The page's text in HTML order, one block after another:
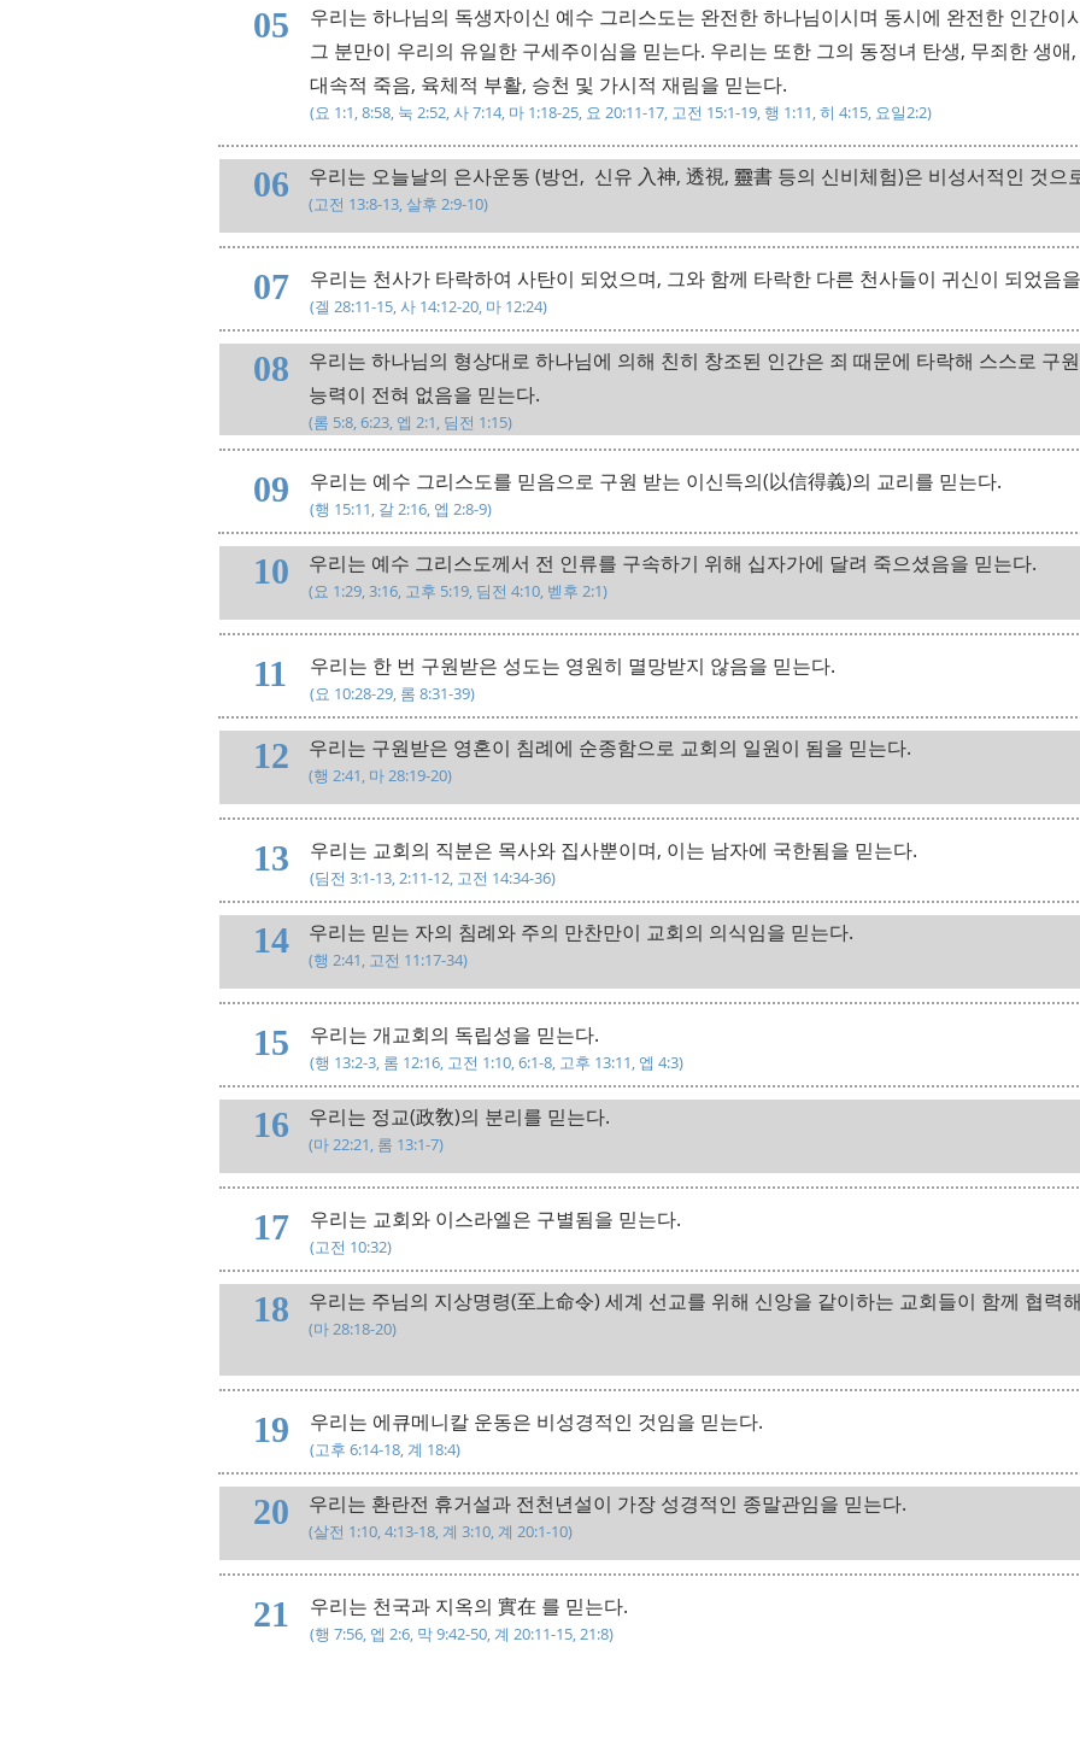
05
우리는 하나님의 독생자이신 예수 그리스도는 완전한 하나님이시며 동시에 완전한 인간이
그 분만이 우리의 유일한 구세주이심을 믿는다. 우리는 또한 그의 동정녀 탄생, 무죄한 생애,
대속적 죽음, 육체적 부활, 승천 및 가시적 재림을 믿는다.
​(요 1:1, 8:58, 눅 2:52, 사 7:14, 마 1:18-25, 요 20:11-17, 고전 15:1-19, 행 1:11, 히 4:15, 요일2:2)
우리는 오늘날의 은사운동 (방언, 신유 入神, 透視, 靈書 등의 신비체험)은 비성서적인 것으
​(고전 13:8-13, 살후 2:9-10)
06
07 우리는 천사가 타락하여 사탄이 되었으며, 그와 함께 타락한 다른 천사들이 귀신이 되었음
​(겔 28:11-15, 사 14:12-20, 마 12:24)
우리는 하나님의 형상대로 하나님에 의해 친히 창조된 인간은 죄 때문에 타락해 스스로 구
능력이 전혀 없음을 믿는다.
​(롬 5:8, 6:23, 엡 2:1, 딤전 1:15)
08
09 우리는 예수 그리스도를 믿음으로 구원 받는 이신득의(以信得義)의 교리를 믿는다.
​(행 15:11, 갈 2:16, 엡 2:8-9)
우리는 예수 그리스도께서 전 인류를 구속하기 위해 십자가에 달려 죽으셨음을 믿는다.
​(요 1:29, 3:16, 고후 5:19, 딤전 4:10, 벧후 2:1)
10
11 우리는 한 번 구원받은 성도는 영원히 멸망받지 않음을 믿는다.
​(요 10:28-29, 롬 8:31-39)
우리는 구원받은 영혼이 침례에 순종함으로 교회의 일원이 됨을 믿는다.
​(행 2:41, 마 28:19-20)
12
13 우리는 교회의 직분은 목사와 집사뿐이며, 이는 남자에 국한됨을 믿는다.
​(딤전 3:1-13, 2:11-12, 고전 14:34-36)
우리는 믿는 자의 침례와 주의 만찬만이 교회의 의식임을 믿는다.
​(행 2:41, 고전 11:17-34)
14
15 우리는 개교회의 독립성을 믿는다.
​(행 13:2-3, 롬 12:16, 고전 1:10, 6:1-8, 고후 13:11, 엡 4:3)
우리는 정교(政敎)의 분리를 믿는다.
​(마 22:21, 롬 13:1-7)
16
17 우리는 교회와 이스라엘은 구별됨을 믿는다.
​(고전 10:32)
우리는 주님의 지상명령(至上命令) 세계 선교를 위해 신앙을 같이하는 교회들이 함께 협력
​(마 28:18-20)
18
19 우리는 에큐메니칼 운동은 비성경적인 것임을 믿는다.
​(고후 6:14-18, 계 18:4)
우리는 환란전 휴거설과 전천년설이 가장 성경적인 종말관임을 믿는다.
​(살전 1:10, 4:13-18, 계 3:10, 계 20:1-10)
20
21 우리는 천국과 지옥의 實在 를 믿는다.
​(행 7:56, 엡 2:6, 막 9:42-50, 계 20:11-15, 21:8)